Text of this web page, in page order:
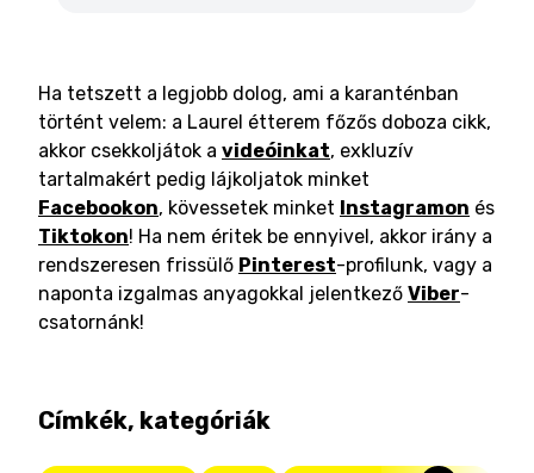
Ha tetszett a legjobb dolog, ami a karanténban
történt velem: a Laurel étterem főzős doboza cikk,
akkor csekkoljátok a videóinkat, exkluzív
tartalmakért pedig lájkoljatok minket
Facebookon, kövessetek minket Instagramon és
Tiktokon! Ha nem éritek be ennyivel, akkor irány a
rendszeresen frissülő Pinterest-profilunk, vagy a
naponta izgalmas anyagokkal jelentkező Viber-
csatornánk!
Címkék, kategóriák